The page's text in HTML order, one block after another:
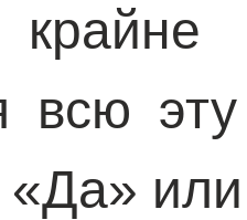
всю